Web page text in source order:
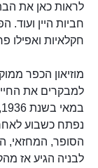
לראות כאן את
חביות היין ועוד.
חקלאיות ואפילו
מוזיאון הכפר
נפתח כשבוע לאחר
הסופר, המחזאי,
לבניה הגיע אז